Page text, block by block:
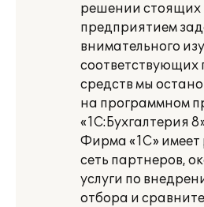
решении стоящих
предприятием
внимательного
средств мы
на программном
«1С:Бухгалтерия
Фирма «1С» имеет
сеть партнеров,
услуги по
отбора и